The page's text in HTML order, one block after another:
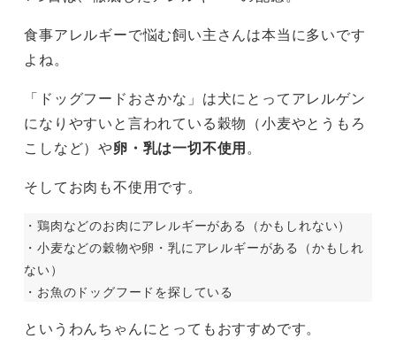
食事アレルギーで悩む飼い主さんは本当に多いです
よね。
「ドッグフードおさかな」は犬にとってアレルゲン
になりやすいと言われている穀物（小麦やとうもろ
こしなど）や卵・乳は一切不使用。
そしてお肉も不使用です。
・鶏肉などのお肉にアレルギーがある（かもしれない）
・小麦などの穀物や卵・乳にアレルギーがある（かもしれ
ない）
・お魚のドッグフードを探している
というわんちゃんにとってもおすすめです。